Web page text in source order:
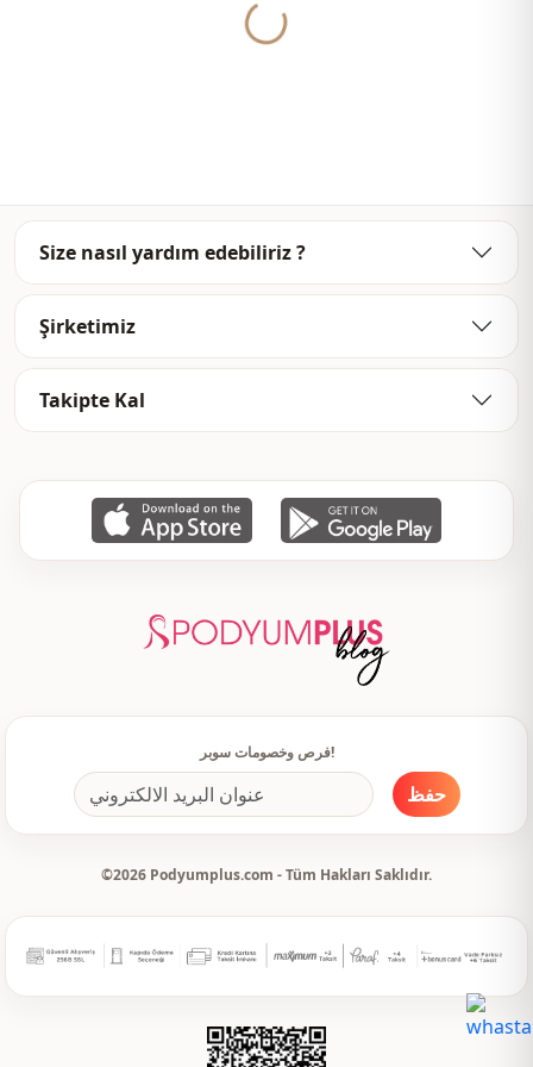
Yukleniyor...
Size nasıl yardım edebiliriz ?
Şirketimiz
Takipte Kal
فرص وخصومات سوبر!
حفظ
©2026 Podyumplus.com - Tüm Hakları Saklıdır.